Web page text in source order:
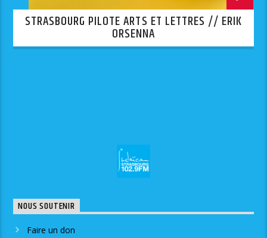
STRASBOURG PILOTE ARTS ET LETTRES // ERIK
ORSENNA
NOUS SOUTENIR
Faire un don